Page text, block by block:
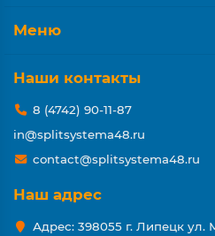
Меню
Наши контакты
8 (4742) 90-11-87
in@splitsystema48.ru
contact@splitsystema48.ru
Наш адрес
Адрес: 398055 г. Липецк ул.